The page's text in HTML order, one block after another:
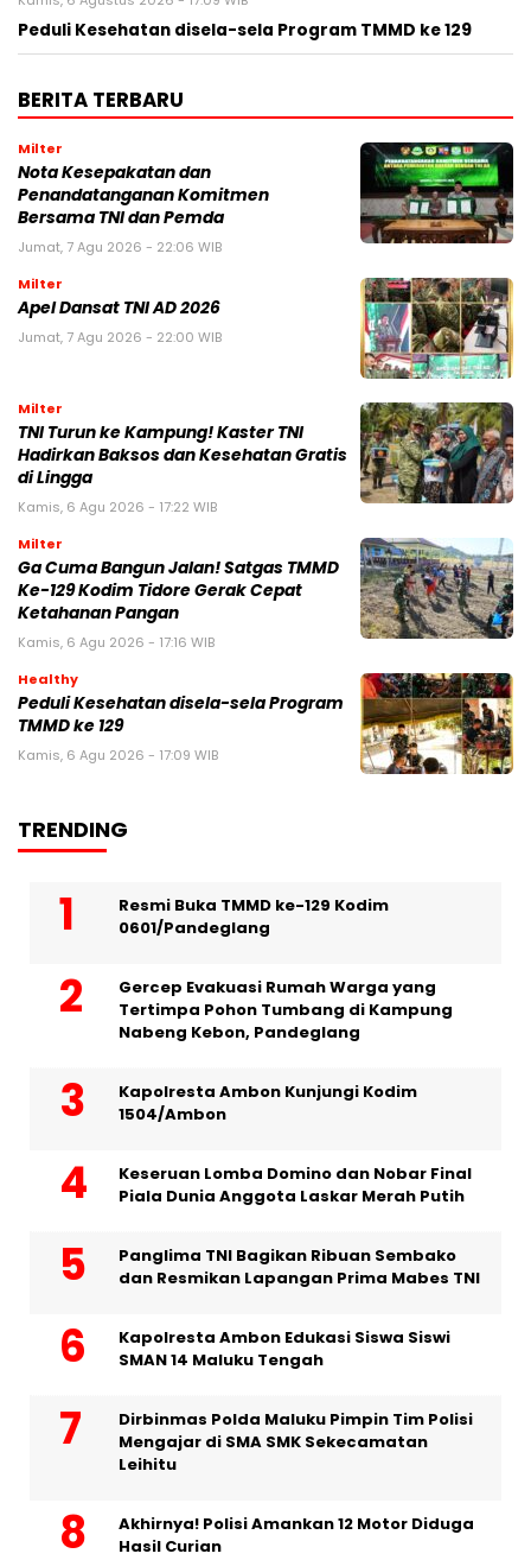
Peduli Kesehatan disela-sela Program TMMD ke 129
BERITA TERBARU
Milter
Nota Kesepakatan dan
Penandatanganan Komitmen
Bersama TNI dan Pemda
Jumat, 7 Agu 2026 - 22:06 WIB
Milter
Apel Dansat TNI AD 2026
Jumat, 7 Agu 2026 - 22:00 WIB
Milter
TNI Turun ke Kampung! Kaster TNI
Hadirkan Baksos dan Kesehatan Gratis
di Lingga
Kamis, 6 Agu 2026 - 17:22 WIB
Milter
Ga Cuma Bangun Jalan! Satgas TMMD
Ke-129 Kodim Tidore Gerak Cepat
Ketahanan Pangan
Kamis, 6 Agu 2026 - 17:16 WIB
Healthy
Peduli Kesehatan disela-sela Program
TMMD ke 129
Kamis, 6 Agu 2026 - 17:09 WIB
TRENDING
Resmi Buka TMMD ke-129 Kodim
0601/Pandeglang
Gercep Evakuasi Rumah Warga yang
Tertimpa Pohon Tumbang di Kampung
Nabeng Kebon, Pandeglang
Kapolresta Ambon Kunjungi Kodim
1504/Ambon
Keseruan Lomba Domino dan Nobar Final
Piala Dunia Anggota Laskar Merah Putih
Panglima TNI Bagikan Ribuan Sembako
dan Resmikan Lapangan Prima Mabes TNI
Kapolresta Ambon Edukasi Siswa Siswi
SMAN 14 Maluku Tengah
Dirbinmas Polda Maluku Pimpin Tim Polisi
Mengajar di SMA SMK Sekecamatan
Leihitu
Akhirnya! Polisi Amankan 12 Motor Diduga
Hasil Curian